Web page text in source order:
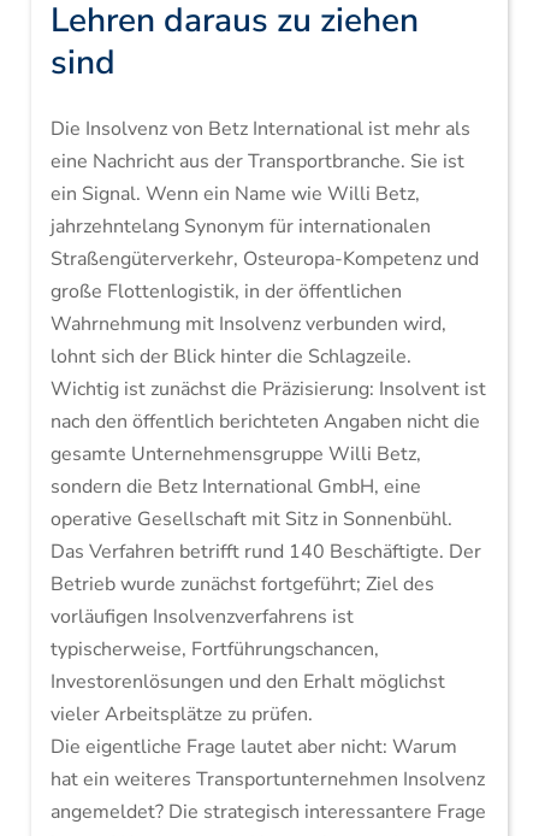
Lehren daraus zu ziehen
sind
Die Insolvenz von Betz International ist mehr als
eine Nachricht aus der Transportbranche. Sie ist
ein Signal. Wenn ein Name wie Willi Betz,
jahrzehntelang Synonym für internationalen
Straßengüterverkehr, Osteuropa-Kompetenz und
große Flottenlogistik, in der öffentlichen
Wahrnehmung mit Insolvenz verbunden wird,
lohnt sich der Blick hinter die Schlagzeile.
Wichtig ist zunächst die Präzisierung: Insolvent ist
nach den öffentlich berichteten Angaben nicht die
gesamte Unternehmensgruppe Willi Betz,
sondern die Betz International GmbH, eine
operative Gesellschaft mit Sitz in Sonnenbühl.
Das Verfahren betrifft rund 140 Beschäftigte. Der
Betrieb wurde zunächst fortgeführt; Ziel des
vorläufigen Insolvenzverfahrens ist
typischerweise, Fortführungschancen,
Investorenlösungen und den Erhalt möglichst
vieler Arbeitsplätze zu prüfen.
Die eigentliche Frage lautet aber nicht: Warum
hat ein weiteres Transportunternehmen Insolvenz
angemeldet? Die strategisch interessantere Frage